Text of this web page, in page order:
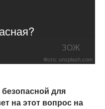
ЗОЖ
Фото: unsplash.com
для
на этот вопрос на